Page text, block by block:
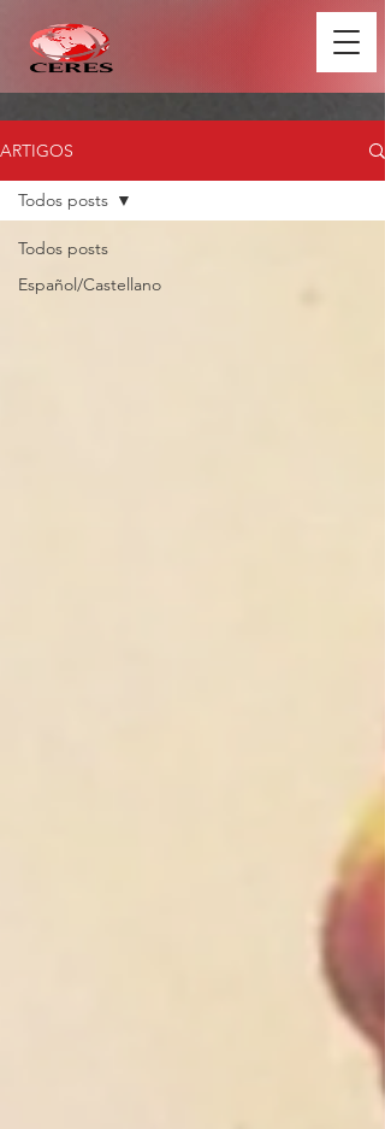
ARTIGOS
Todos posts
Español/Castellano
Todos posts